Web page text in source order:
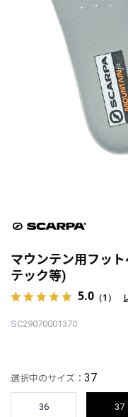
マウンテン用フッ
テック等)
5.0 （1）
SC29070001370
選択中のサイズ： 37
36 37